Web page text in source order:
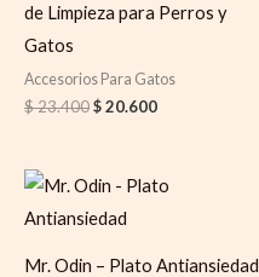
de Limpieza para Perros y
Gatos
Accesorios Para Gatos
$23.400$20.600
Mr. Odin – Plato Antiansiedad